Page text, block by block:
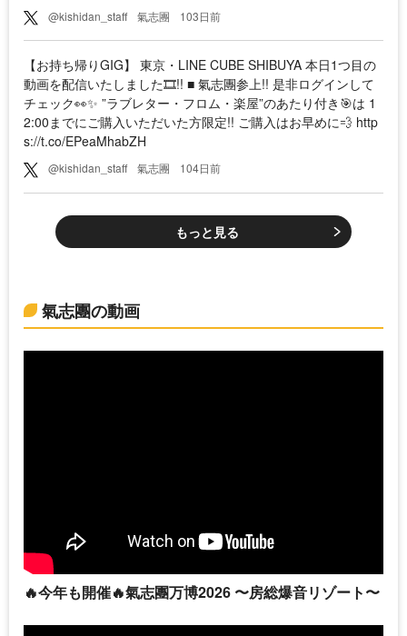
@kishidan_staff 氣志團 103日前
【お持ち帰りGIG】 東京・LINE CUBE SHIBUYA 本日1つ目の
動画を配信いたしました🎞!! ■ 氣志團参上!! 是非ログインして
チェック👀✨ ”ラブレター・フロム・楽屋”のあたり付き🎯は 1
2:00までにご購入いただいた方限定!! ご購入はお早めに💨 http
s://t.co/EPeaMhabZH
@kishidan_staff 氣志團 104日前
もっと見る
氣志團の動画
🔥今年も開催🔥氣志團万博2026 〜房総爆音リゾート〜